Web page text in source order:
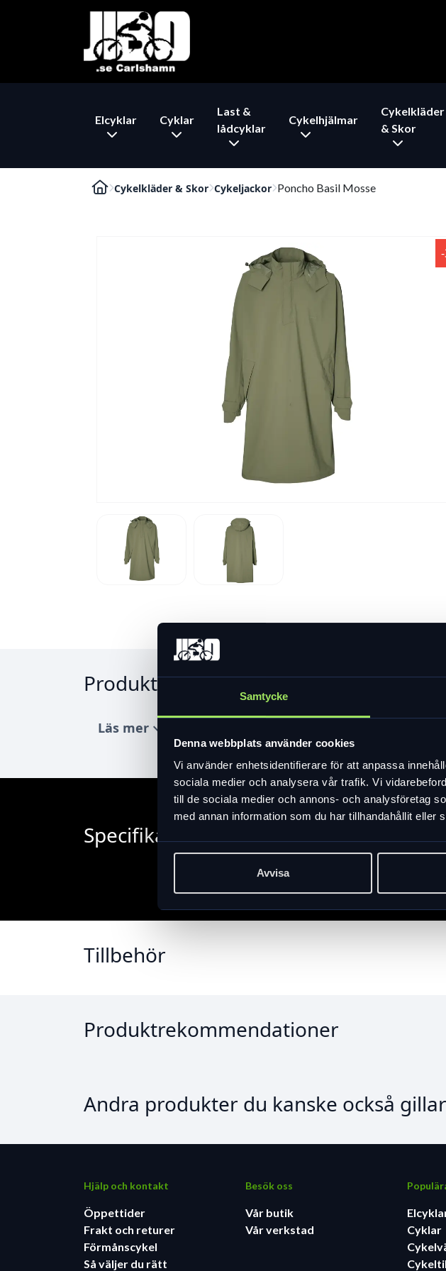
Samtycke
Denna webbplats använder cookies
Vi använder enhetsidentifierare för att anpassa
sociala medier och analysera vår trafik. Vi
till de sociala medier och annons- och analysföretag
med annan information som du har tillhandahållit eller
Avvisa
Elcyklar Cyklar
Last &
lådcyklar
Cykelhjälmar
Cykelkläder
& Skor
Cykelkläder & Skor Cykeljackor Poncho Basil Mosse
Produktinformation
Läs mer expand_more
Specifikation
Tillbehör
Produktrekommendationer
Andra produkter du kanske också gillar
Hjälp och kontakt
Öppettider
Frakt och returer
Förmånscykel
Så väljer du rätt
Besök oss
Vår butik
Vår verkstad
Cyklar